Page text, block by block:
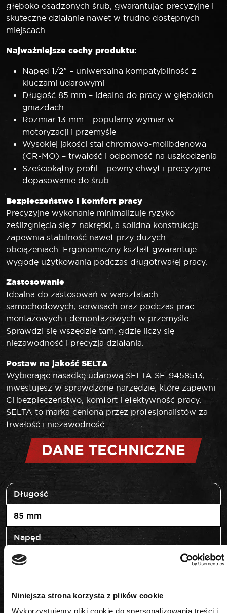
Niniejsza strona korzysta z plików cookie
Wykorzystujemy pliki cookie do spersonalizowania treści i
głęboko osadzonych śrub, gwarantując precyzyjne i
skuteczne działanie nawet w trudno dostępnych
miejscach.
Najważniejsze cechy produktu:
Napęd 1/2″ – uniwersalna kompatybilność z
kluczami udarowymi
Długość 85 mm – idealna do pracy w głębokich
gniazdach
Rozmiar 13 mm – popularny wymiar w
motoryzacji i przemyśle
Wysokiej jakości stal chromowo-molibdenowa
(CR-MO) – trwałość i odporność na uszkodzenia
Sześciokątny profil – pewny chwyt i precyzyjne
dopasowanie do śrub
Bezpieczeństwo i komfort pracy
Precyzyjne wykonanie minimalizuje ryzyko
ześlizgnięcia się z nakrętki, a solidna konstrukcja
zapewnia stabilność nawet przy dużych
obciążeniach. Ergonomiczny kształt gwarantuje
wygodę użytkowania podczas długotrwałej pracy.
Zastosowanie
Idealna do zastosowań w warsztatach
samochodowych, serwisach oraz podczas prac
montażowych i demontażowych w przemyśle.
Sprawdzi się wszędzie tam, gdzie liczy się
niezawodność i precyzja działania.
Postaw na jakość SELTA
Wybierając nasadkę udarową SELTA SE-9458513,
inwestujesz w sprawdzone narzędzie, które zapewni
Ci bezpieczeństwo, komfort i efektywność pracy.
SELTA to marka ceniona przez profesjonalistów za
trwałość i niezawodność.
DANE TECHNICZNE
Długość
85 mm
Napęd
1/2"
13 mm